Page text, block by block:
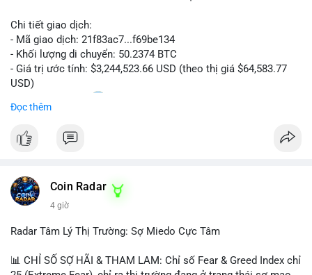
Chi tiết giao dịch:
- Mã giao dịch: 21f83ac7...f69be134
- Khối lượng di chuyển: 50.2374 BTC
- Giá trị ước tính: $3,244,523.66 USD (theo thị giá $64,583.77
USD)
- Thời gian: 01:20
Nhận định phân tích: Giao dịch 50.2374 BTC trị giá hơn 3.24
triệu USD được phát hiện trong mempool, chưa được xác
động bán tháo. Tuy nhiên, nếu dòng tiền này hướng về ví sàn
giao dịch tập trung trong các block tiếp theo, áp lực bán ngắn
động giá quanh vùng $64,500.
Lời khuyên: Nhà đầu tư nhỏ lẻ nên theo dõi địa chỉ đích của
Đọc thêm
Coin Radar
4 giờ
Radar Tâm Lý Thị Trường: Sợ Miedo Cực Tâm
📊 CHỈ SỐ SỢ HÃI & THAM LAM: Chỉ số Fear & Greed Index chỉ